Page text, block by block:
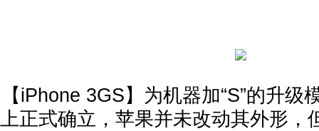
【iPhone 3GS】为机器加“S”的升级
上正式确立，苹果并未改动其外形，